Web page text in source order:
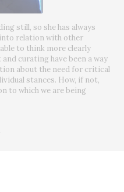
still, so she has always
relation with other
to think more clearly
curating have been a way
about the need for critical
stances. How, if not,
to which we are being